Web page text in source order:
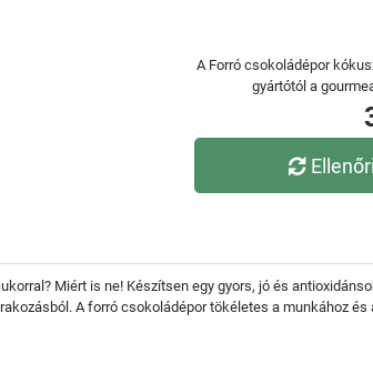
A Forró csokoládépor
gyártótól a
Miért is ne! Készítsen egy gyors, jó és
A forró csokoládépor tökéletes a munkához